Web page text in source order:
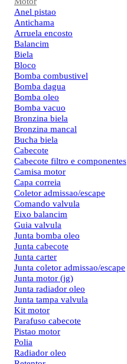
Anel pistao
Antichama
Arruela encosto
Balancim
Biela
Bloco
Bomba combustivel
Bomba dagua
Bomba oleo
Bomba vacuo
Bronzina biela
Bronzina mancal
Bucha biela
Cabecote
Cabecote filtro e componentes
Camisa motor
Capa correia
Coletor admissao/escape
Comando valvula
Eixo balancim
Guia valvula
Junta bomba oleo
Junta cabecote
Junta carter
Junta coletor admissao/escape
Junta motor (jg)
Junta radiador oleo
Junta tampa valvula
Kit motor
Parafuso cabecote
Pistao motor
Polia
Radiador oleo